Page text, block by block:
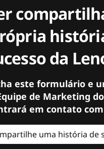
da
este formulário e
de Marketing
em contato com
uma história de